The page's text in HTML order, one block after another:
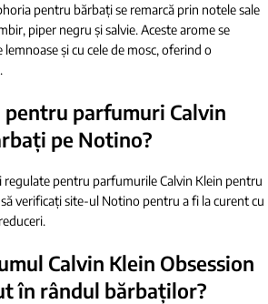
pentru bărbați se remarcă prin notele sale
piper negru și salvie. Aceste arome se
și cu cele de mosc, oferind o
parfumuri Calvin
pe Notino?
pentru parfumurile Calvin Klein pentru
verificați site-ul Notino pentru a fi la curent cu
Calvin Klein Obsession
în rândul bărbaților?